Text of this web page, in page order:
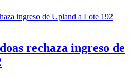
rechaza ingreso de